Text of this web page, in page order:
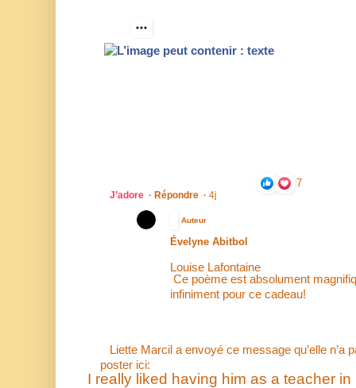
7
J’adore · Répondre · 4j
Auteur
Évelyne Abitbol
Louise Lafontaine
Ce poème est absolument
infiniment pour ce cadeau!
Liette Marcil a envoyé ce message qu’elle n’a
poster ici:
I really liked having him as a teacher